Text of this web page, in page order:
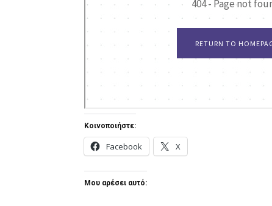
Κοινοποιήστε:
Facebook X
Μου αρέσει αυτό: